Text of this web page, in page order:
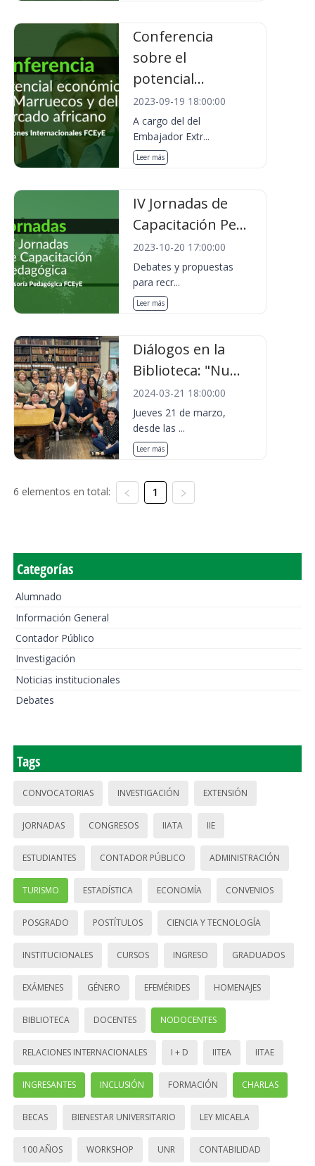
Conferencia
sobre el
potencial...
2023-09-19 18:00:00
A cargo del del
Embajador Extr...
Leer más
IV Jornadas de
Capacitación Pe...
2023-10-20 17:00:00
Debates y propuestas
para recr...
Leer más
Diálogos en la
Biblioteca: "Nu...
2024-03-21 18:00:00
Jueves 21 de marzo,
desde las ...
Leer más
6 elementos en total: 1
Categorías
Alumnado
Información General
Contador Público
Investigación
Noticias institucionales
Debates
Tags
CONVOCATORIAS INVESTIGACIÓN EXTENSIÓN
JORNADAS CONGRESOS IIATA IIE
ESTUDIANTES CONTADOR PÚBLICO ADMINISTRACIÓN
TURISMO ESTADÍSTICA ECONOMÍA CONVENIOS
POSGRADO POSTÍTULOS CIENCIA Y TECNOLOGÍA
INSTITUCIONALES CURSOS INGRESO GRADUADOS
EXÁMENES GÉNERO EFEMÉRIDES HOMENAJES
BIBLIOTECA DOCENTES NODOCENTES
RELACIONES INTERNACIONALES I + D IITEA IITAE
INGRESANTES INCLUSIÓN FORMACIÓN CHARLAS
BECAS BIENESTAR UNIVERSITARIO LEY MICAELA
100 AÑOS WORKSHOP UNR CONTABILIDAD